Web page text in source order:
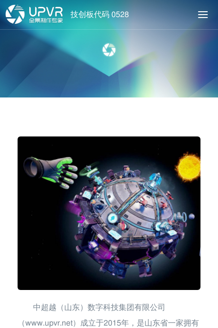
技创板代码 0528
中超越（山东）数字科技集团有限公司
（www.upvr.net）成立于2015年，是山东省一家拥有